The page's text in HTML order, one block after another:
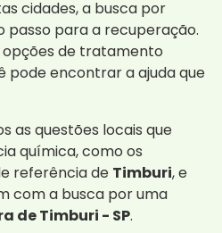
cidades, a busca por
para a recuperação.
opções de tratamento
pode encontrar a ajuda que
as questões locais que
química, como os
referência de Timburi, e
com a busca por uma
de Timburi - SP.